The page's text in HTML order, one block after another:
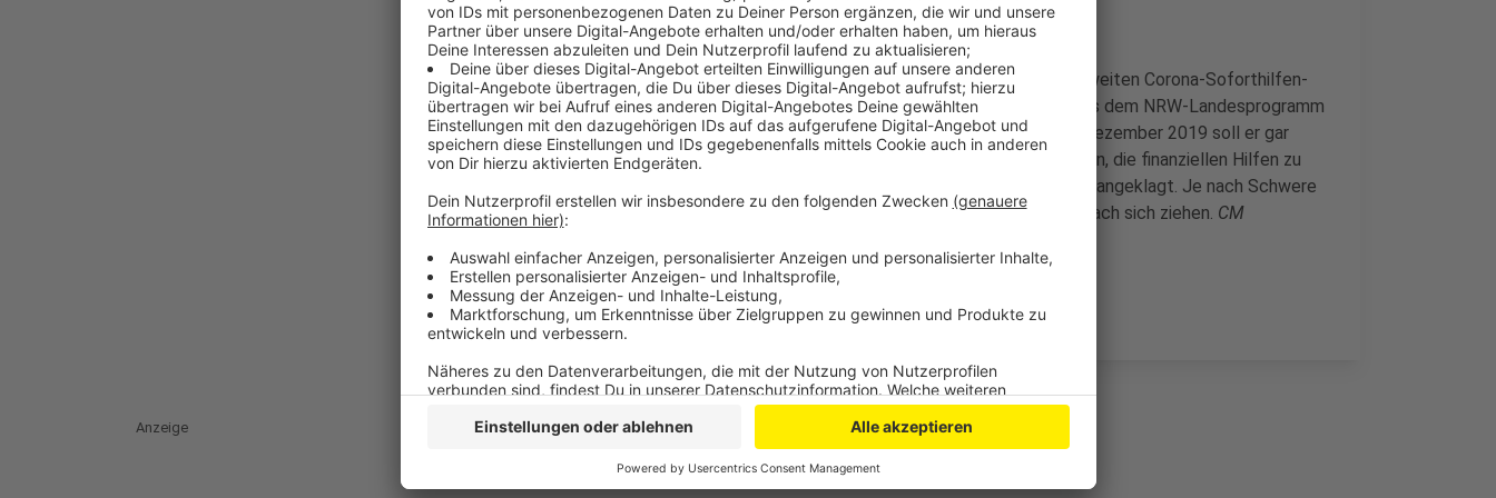
Im April vergangenen Jahres soll der Mann Geld aus dem bundesweiten Corona-Soforthilfen-
Programm für Kleinstunternehmen und Selbständige und auch aus dem NRW-Landesprogramm
beantragt haben. Das Problem: Zum relevanten Stichtag am 31.Dezember 2019 soll er gar
keine Dienstleistungen angeboten haben, die ihn berechtigt hätten, die finanziellen Hilfen zu
bekommen. Der 52-Jährige ist jetzt wegen Subventionsbetruges angeklagt. Je nach Schwere
seiner Tat kann das eine Geldstrafe oder bis zu fünf Jahre Haft nach sich ziehen. CM
Anzeige
Anzeige